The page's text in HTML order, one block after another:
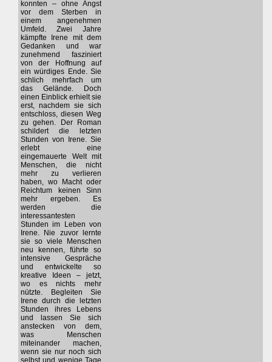
konnten – ohne Angst
vor dem Sterben in
einem angenehmen
Umfeld. Zwei Jahre
kämpfte Irene mit dem
Gedanken und war
zunehmend fasziniert
von der Hoffnung auf
ein würdiges Ende. Sie
schlich mehrfach um
das Gelände. Doch
einen Einblick erhielt sie
erst, nachdem sie sich
entschloss, diesen Weg
zu gehen. Der Roman
schildert die letzten
Stunden von Irene. Sie
erlebt eine
eingemauerte Welt mit
Menschen, die nicht
mehr zu verlieren
haben, wo Macht oder
Reichtum keinen Sinn
mehr ergeben. Es
werden die
interessantesten
Stunden im Leben von
Irene. Nie zuvor lernte
sie so viele Menschen
neu kennen, führte so
intensive Gespräche
und entwickelte so
kreative Ideen – jetzt,
wo es nichts mehr
nützte. Begleiten Sie
Irene durch die letzten
Stunden ihres Lebens
und lassen Sie sich
anstecken von dem,
was Menschen
miteinander machen,
wenn sie nur noch sich
selbst und wenige Tage